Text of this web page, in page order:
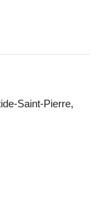
Saint-Pierre,